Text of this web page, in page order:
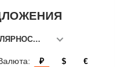
ПО ПОПУЛЯРНОСТИ
₽ $ €